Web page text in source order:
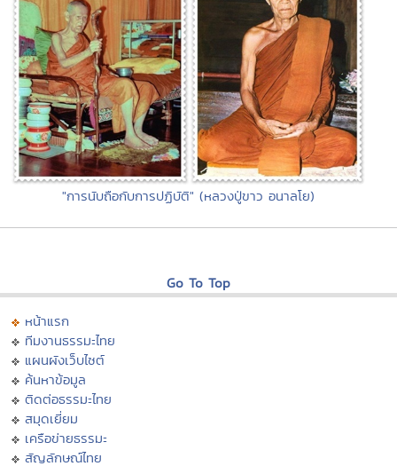
"การนับถือกับการปฏิบัติ" (หลวงปู่ขาว อนาลโย)
Go To Top
หน้าแรก
ทีมงานธรรมะไทย
แผนผังเว็บไซต์
ค้นหาข้อมูล
ติดต่อธรรมะไทย
สมุดเยี่ยม
เครือข่ายธรรมะ
สัญลักษณ์ไทย